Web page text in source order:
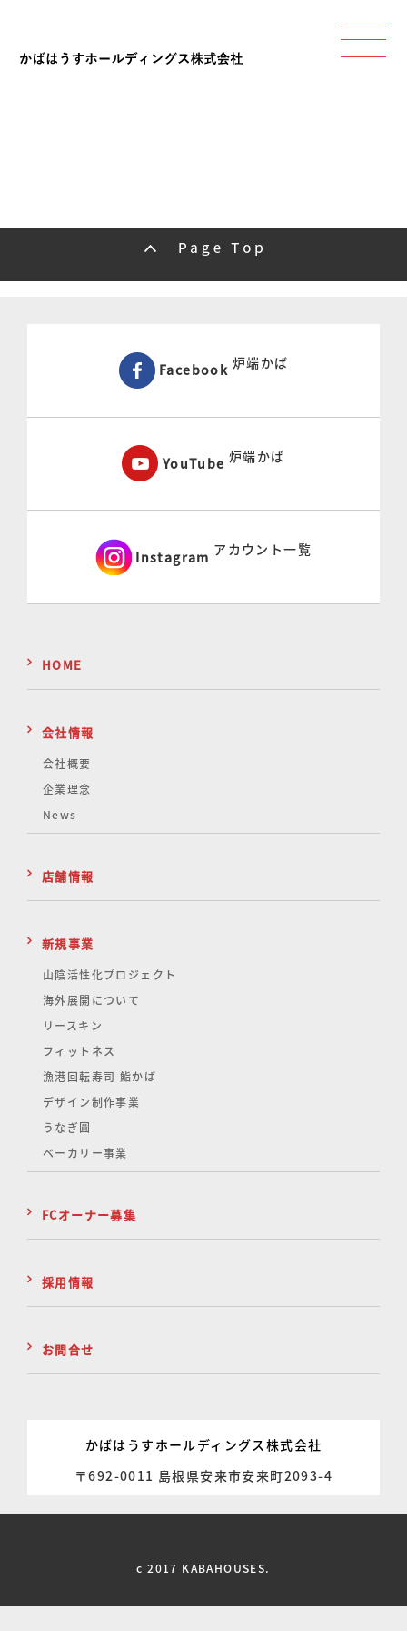
Facebook 炉端かば
YouTube 炉端かば
Instagram アカウント一覧
HOME
会社情報
会社概要
企業理念
News
店舗情報
新規事業
山陰活性化プロジェクト
海外展開について
リースキン
フィットネス
漁港回転寿司 鮨かば
デザイン制作事業
うなぎ圓
ベーカリー事業
FCオーナー募集
採用情報
お問合せ
かばはうすホールディングス株式会社
〒692-0011 島根県安来市安来町2093-4
c 2017 KABAHOUSES.